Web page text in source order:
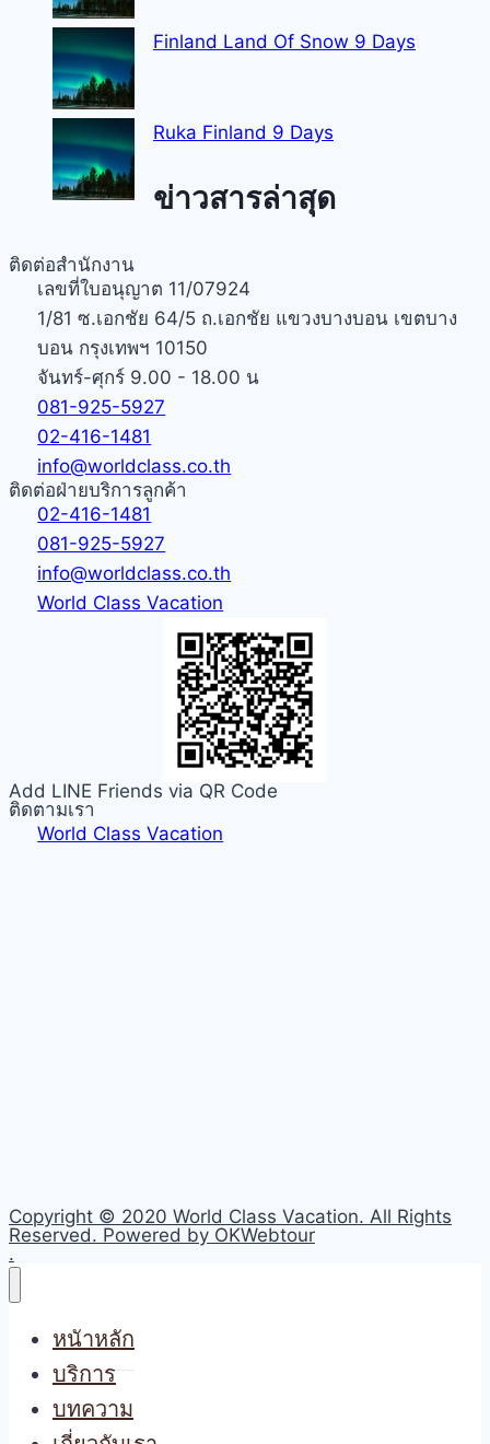
Finland Land Of Snow 9 Days
Ruka Finland 9 Days
ข่าวสารล่าสุด
ติดต่อสำนักงาน
เลขที่ใบอนุญาต 11/07924
1/81 ซ.เอกชัย 64/5 ถ.เอกชัย แขวงบางบอน เขตบาง
บอน กรุงเทพฯ 10150
จันทร์-ศุกร์ 9.00 - 18.00 น
081-925-5927
02-416-1481
info@worldclass.co.th
ติดต่อฝ่ายบริการลูกค้า
02-416-1481
081-925-5927
info@worldclass.co.th
World Class Vacation
Add LINE Friends via QR Code
ติดตามเรา
World Class Vacation
Copyright © 2020 World Class Vacation. All Rights
Reserved. Powered by OKWebtour
.
หนัาหลัก
บริการ
บทความ